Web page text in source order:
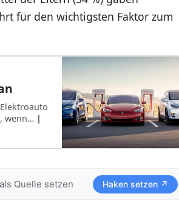
für den wichtigsten Faktor zum
wenn… |
Quelle setzen Haken setzen ↗